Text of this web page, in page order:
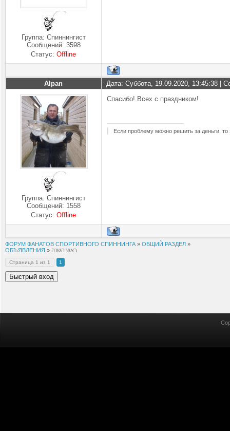
Группа: Спиннингист
Сообщений: 3598
Статус:Offline
Alpan Дата: Суббота, 19.09.2020, 13:45:38 |
Группа: Спиннингист
Сообщений: 1558
Статус:Offline
Спасибо! Всех с праздником!
Если проблему можно решить за деньги,
ФОРУМ ФАНАТОВ СПОРТИВНОГО СПИННИНГА » ОБЩИЙ РАЗДЕЛ »
ОБЪЯВЛЕНИЯ » ראש השנה
Страница 1 из 1 1